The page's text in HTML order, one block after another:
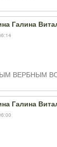
Галина
ВЕРБНЫМ
Галина